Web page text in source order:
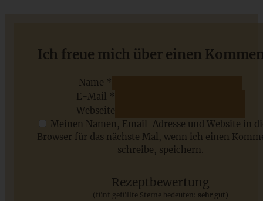
Vegane rote Linsensuppe mit Petersilien-Creme
Saisonale Rezepte im Juli - meine 7 sommerlichen
Ich freue mich über einen
Name *
E-Mail *
Webseite
Meinen Namen, Email-Adresse und Website in
Browser für das nächste Mal, wenn ich einen
schreibe, speichern.
Rezeptbewertung
(fünf gefüllte Sterne bedeuten: sehr gut )